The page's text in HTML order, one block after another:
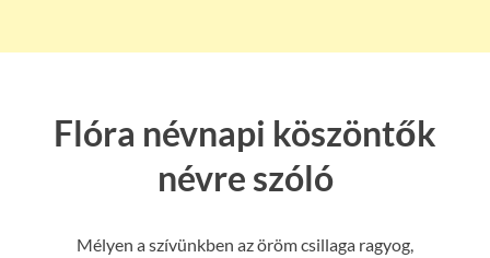
Flóra névnapi köszöntők
névre szóló
Mélyen a szívünkben az öröm csillaga ragyog,